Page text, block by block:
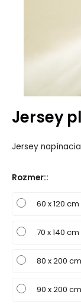
Jersey
Jersey
Rozmer::
60 x 120 cm
70 x 140 cm
80 x 200 cm
90 x 200 cm